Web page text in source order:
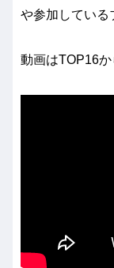
や参加している
動画はTOP16か